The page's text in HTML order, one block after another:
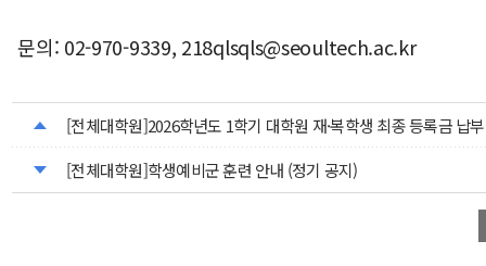
문의: 02-970-9339, 218qlsqls@seoultech.ac.kr
[전체대학원]2026학년도 1학기 대학원 재·복학생 최종 등록금 납
[전체대학원]학생예비군 훈련 안내 (정기 공지)